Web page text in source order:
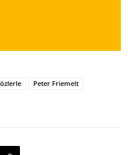
Peter Friemelt